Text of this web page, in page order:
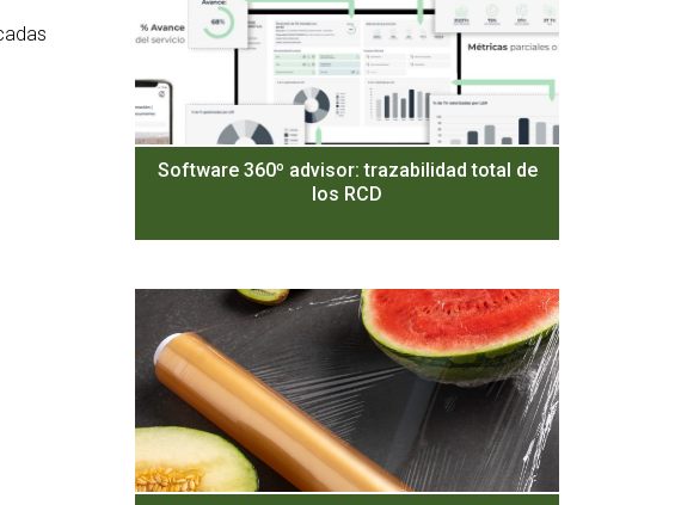
Software 360º advisor: trazabilidad total de
los RCD